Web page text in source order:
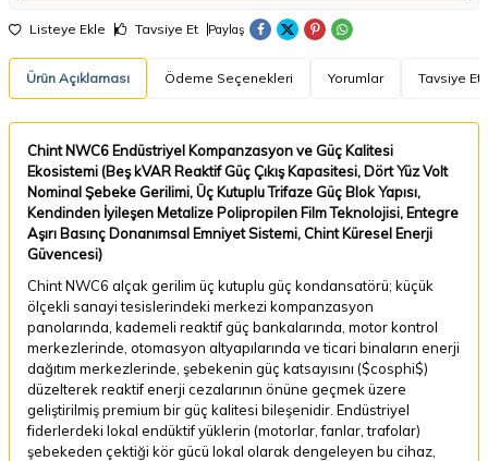
Listeye Ekle Tavsiye Et Paylaş
Ürün Açıklaması Ödeme Seçenekleri Yorumlar Tavsiye Et
Chint NWC6 Endüstriyel Kompanzasyon ve Güç Kalitesi
Ekosistemi (Beş kVAR Reaktif Güç Çıkış Kapasitesi, Dört Yüz Volt
Nominal Şebeke Gerilimi, Üç Kutuplu Trifaze Güç Blok Yapısı,
Kendinden İyileşen Metalize Polipropilen Film Teknolojisi, Entegre
Aşırı Basınç Donanımsal Emniyet Sistemi, Chint Küresel Enerji
Güvencesi)
Chint NWC6 alçak gerilim üç kutuplu güç kondansatörü; küçük
ölçekli sanayi tesislerindeki merkezi kompanzasyon
panolarında, kademeli reaktif güç bankalarında, motor kontrol
merkezlerinde, otomasyon altyapılarında ve ticari binaların enerji
dağıtım merkezlerinde, şebekenin güç katsayısını ($cosphi$)
düzelterek reaktif enerji cezalarının önüne geçmek üzere
geliştirilmiş premium bir güç kalitesi bileşenidir. Endüstriyel
fiderlerdeki lokal endüktif yüklerin (motorlar, fanlar, trafolar)
şebekeden çektiği kör gücü lokal olarak dengeleyen bu cihaz,